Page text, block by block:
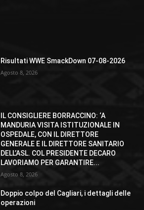
Risultati WWE SmackDown 07-08-2026
Agosto 8, 2026
IL CONSIGLIERE BORRACCINO: ‘A
MANDURIA VISITA ISTITUZIONALE IN
OSPEDALE, CON IL DIRETTORE
GENERALE E IL DIRETTORE SANITARIO
DELL’ASL. COL PRESIDENTE DECARO
LAVORIAMO PER GARANTIRE...
Agosto 8, 2026
Doppio colpo del Cagliari, i dettagli delle
operazioni